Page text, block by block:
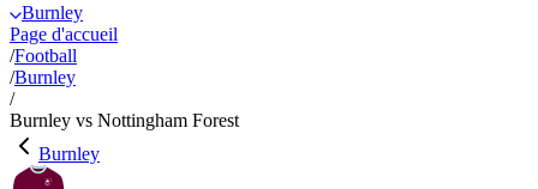
Burnley
Page d'accueil
/Football
/Burnley
/
Burnley vs Nottingham Forest
Burnley